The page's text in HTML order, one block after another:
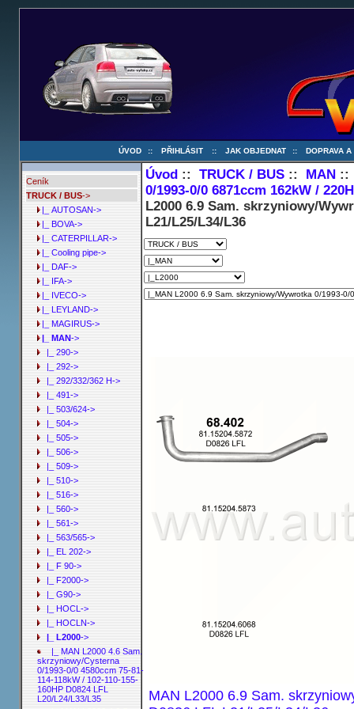
ÚVOD :: PŘIHLÁSIT :: JAK OBJEDNAT :: DOPRAVA A
Ceník
TRUCK / BUS->
|_ AUTOSAN->
|_ BOVA->
|_ CATERPILLAR->
|_ Cooling pipe->
|_ DAF->
|_ IFA->
|_ IVECO->
|_ LEYLAND->
|_ MAGIRUS->
|_ MAN->
|_ 290->
|_ 292->
|_ 292/332/362 H->
|_ 491->
|_ 503/624->
|_ 504->
|_ 505->
|_ 506->
|_ 509->
|_ 510->
|_ 516->
|_ 560->
|_ 561->
|_ 563/565->
|_ EL 202->
|_ F 90->
|_ F2000->
|_ G90->
|_ HOCL->
|_ HOCLN->
|_ L2000->
|_ MAN L2000 4.6 Sam.
skrzyniowy/Cysterna
0/1993-0/0 4580ccm 75-81-
114-118kW / 102-110-155-
160HP D0824 LFL
L20/L24/L33/L35
Úvod ::TRUCK / BUS :: MAN
0/1993-0/0 6871ccm 162kW /
L2000 6.9 Sam. skrzyniowy/
L21/L25/L34/L36
MAN L2000 6.9 Sam.